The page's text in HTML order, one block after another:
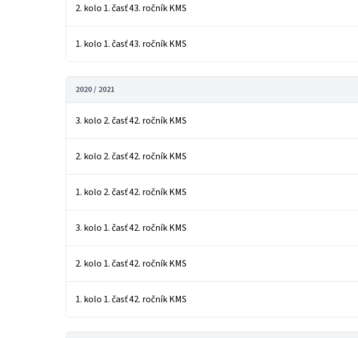
2. kolo 1. časť 43. ročník KMS
1. kolo 1. časť 43. ročník KMS
2020 / 2021
3. kolo 2. časť 42. ročník KMS
2. kolo 2. časť 42. ročník KMS
1. kolo 2. časť 42. ročník KMS
3. kolo 1. časť 42. ročník KMS
2. kolo 1. časť 42. ročník KMS
1. kolo 1. časť 42. ročník KMS